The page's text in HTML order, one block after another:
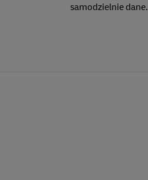
samodzielnie dane.